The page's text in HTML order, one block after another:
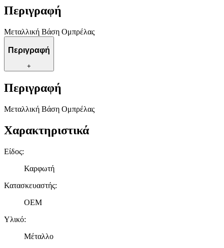
Περιγραφή
Μεταλλική Βάση Ομπρέλας
Περιγραφή
+
Περιγραφή
Μεταλλική Βάση Ομπρέλας
Χαρακτηριστικά
Είδος:
Καρφωτή
Κατασκευαστής:
OEM
Υλικό:
Μέταλλο